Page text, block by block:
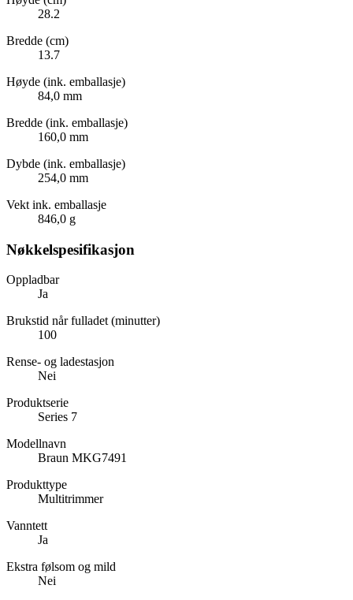
28.2
Bredde (cm)
13.7
Høyde (ink. emballasje)
84,0 mm
Bredde (ink. emballasje)
160,0 mm
Dybde (ink. emballasje)
254,0 mm
Vekt ink. emballasje
846,0 g
Nøkkelspesifikasjon
Oppladbar
Ja
Brukstid når fulladet (minutter)
100
Rense- og ladestasjon
Nei
Produktserie
Series 7
Modellnavn
Braun MKG7491
Produkttype
Multitrimmer
Vanntett
Ja
Ekstra følsom og mild
Nei